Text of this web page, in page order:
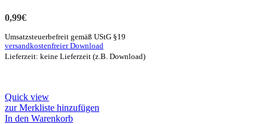
0,99€
Umsatzsteuerbefreit gemäß UStG §19
versandkostenfreier Download
Lieferzeit: keine Lieferzeit (z.B. Download)
Quick view
zur Merkliste hinzufügen
In den Warenkorb